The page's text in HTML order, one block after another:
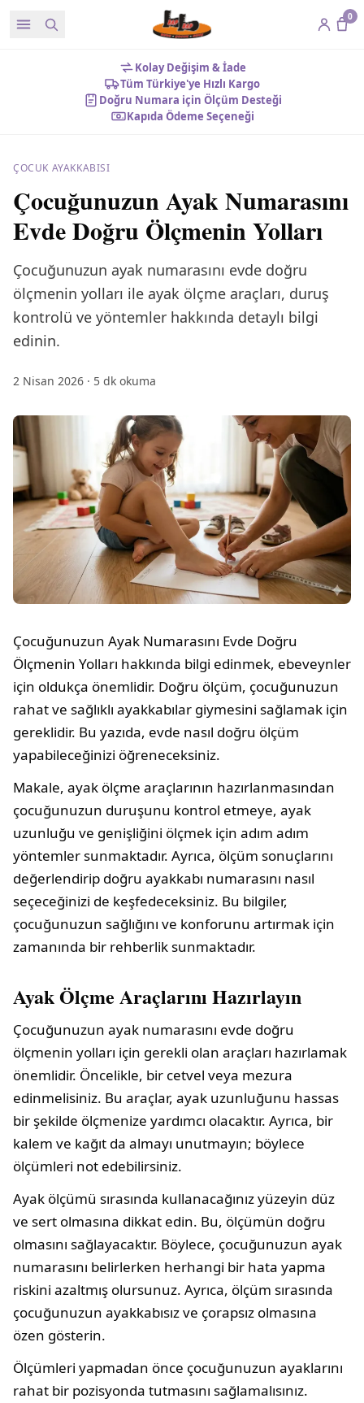
0
Kolay Değişim & İade
Tüm Türkiye'ye Hızlı Kargo
Doğru Numara için Ölçüm Desteği
Kapıda Ödeme Seçeneği
ÇOCUK AYAKKABISI
Çocuğunuzun Ayak Numarasını
Evde Doğru Ölçmenin Yolları
Çocuğunuzun ayak numarasını evde doğru
ölçmenin yolları ile ayak ölçme araçları, duruş
kontrolü ve yöntemler hakkında detaylı bilgi
edinin.
2 Nisan 2026 · 5 dk okuma
Çocuğunuzun Ayak Numarasını Evde Doğru
Ölçmenin Yolları hakkında bilgi edinmek, ebeveynler
için oldukça önemlidir. Doğru ölçüm, çocuğunuzun
rahat ve sağlıklı ayakkabılar giymesini sağlamak için
gereklidir. Bu yazıda, evde nasıl doğru ölçüm
yapabileceğinizi öğreneceksiniz.
Makale, ayak ölçme araçlarının hazırlanmasından
çocuğunuzun duruşunu kontrol etmeye, ayak
uzunluğu ve genişliğini ölçmek için adım adım
yöntemler sunmaktadır. Ayrıca, ölçüm sonuçlarını
değerlendirip doğru ayakkabı numarasını nasıl
seçeceğinizi de keşfedeceksiniz. Bu bilgiler,
çocuğunuzun sağlığını ve konforunu artırmak için
zamanında bir rehberlik sunmaktadır.
Ayak Ölçme Araçlarını Hazırlayın
Çocuğunuzun ayak numarasını evde doğru
ölçmenin yolları için gerekli olan araçları hazırlamak
önemlidir. Öncelikle, bir cetvel veya mezura
edinmelisiniz. Bu araçlar, ayak uzunluğunu hassas
bir şekilde ölçmenize yardımcı olacaktır. Ayrıca, bir
kalem ve kağıt da almayı unutmayın; böylece
ölçümleri not edebilirsiniz.
Ayak ölçümü sırasında kullanacağınız yüzeyin düz
ve sert olmasına dikkat edin. Bu, ölçümün doğru
olmasını sağlayacaktır. Böylece, çocuğunuzun ayak
numarasını belirlerken herhangi bir hata yapma
riskini azaltmış olursunuz. Ayrıca, ölçüm sırasında
çocuğunuzun ayakkabısız ve çorapsız olmasına
özen gösterin.
Ölçümleri yapmadan önce çocuğunuzun ayaklarını
rahat bir pozisyonda tutmasını sağlamalısınız.